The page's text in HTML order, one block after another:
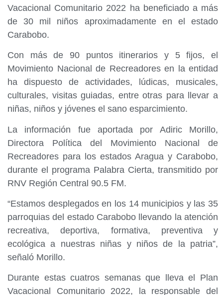
Vacacional Comunitario 2022 ha beneficiado a más
de 30 mil niños aproximadamente en el estado
Carabobo.
Con más de 90 puntos itinerarios y 5 fijos, el
Movimiento Nacional de Recreadores en la entidad
ha dispuesto de actividades, lúdicas, musicales,
culturales, visitas guiadas, entre otras para llevar a
niñas, niños y jóvenes el sano esparcimiento.
La información fue aportada por Adiric Morillo,
Directora Política del Movimiento Nacional de
Recreadores para los estados Aragua y Carabobo,
durante el programa Palabra Cierta, transmitido por
RNV Región Central 90.5 FM.
“Estamos desplegados en los 14 municipios y las 35
parroquias del estado Carabobo llevando la atención
recreativa, deportiva, formativa, preventiva y
ecológica a nuestras niñas y niños de la patria”,
señaló Morillo.
Durante estas cuatros semanas que lleva el Plan
Vacacional Comunitario 2022, la responsable del